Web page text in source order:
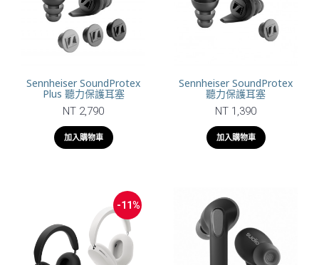
Sennheiser SoundProtex
Plus 聽力保護耳塞
NT 2,790
加入購物車
Sennheiser SoundProtex
聽力保護耳塞
NT 1,390
加入購物車
-11%